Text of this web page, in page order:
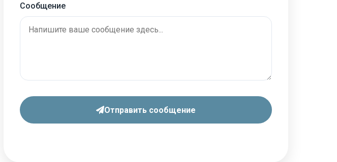
Сообщение
Отправить сообщение